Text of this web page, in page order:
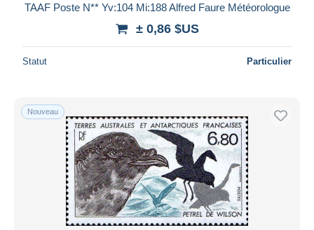
TAAF Poste N** Yv:104 Mi:188 Alfred Faure Météorologue
± 0,86 $US
Statut Particulier
Nouveau